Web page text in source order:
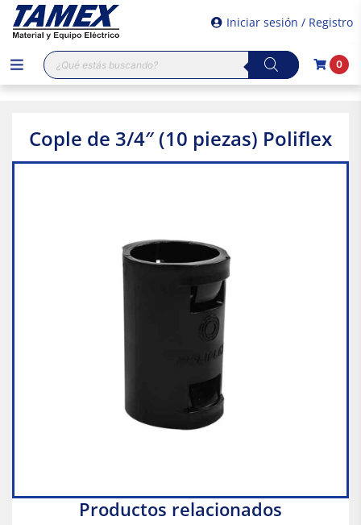
Iniciar sesión / Registro
Búsqueda
de
productos
0
Cople de 3/4″ (10 piezas) Poliflex
Productos relacionados